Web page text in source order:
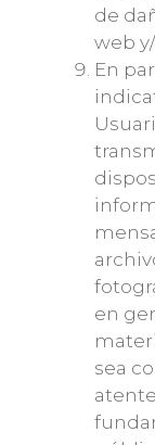
de
web
En
en
sea